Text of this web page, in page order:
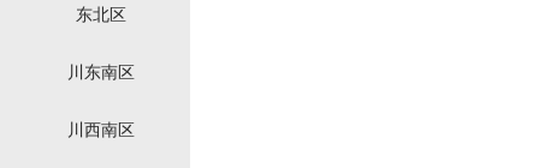
东北区
川东南区
川西南区